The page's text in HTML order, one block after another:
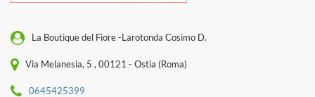
La Boutique del Fiore -Larotonda Cosimo D.
Via Melanesia, 5 , 00121 - Ostia (Roma)
0645425399